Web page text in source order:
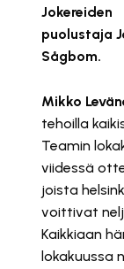
Jokereiden
puolustaja
Sågbom.
Mikko
tehoilla
Teamin
viidessä
joista
voittivat
Kaikkiaan
lokakuussa